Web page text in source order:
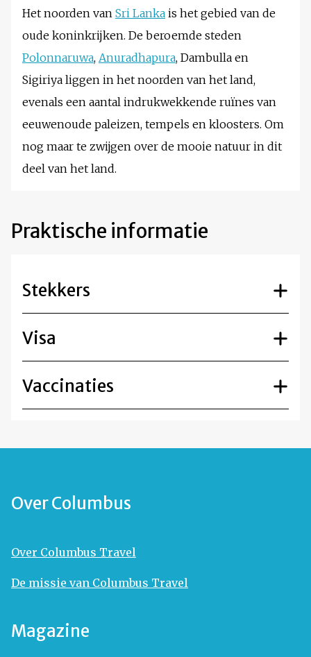
Het noorden van Sri Lanka is het gebied van de
oude koninkrijken. De beroemde steden
Polonnaruwa, Anuradhapura, Dambulla en
Sigiriya liggen in het noorden van het land,
evenals een aantal indrukwekkende ruïnes van
eeuwenoude paleizen, tempels en kloosters. Om
nog maar te zwijgen over de mooie natuur in dit
deel van het land.
Praktische informatie
Stekkers
Visa
Vaccinaties
Over Columbus
Over Columbus Travel
De missie van Columbus Travel
Magazine